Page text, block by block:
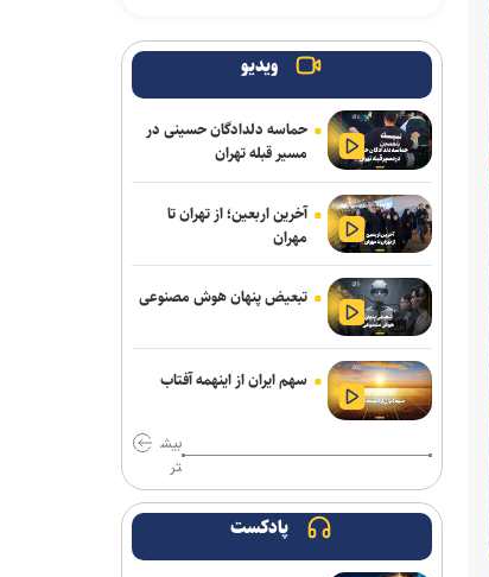
ویدیو
حماسه دلدادگان حسینی در
مسیر قبله تهران
آخرین اربعین؛ از تهران تا
مهران
تبعیض پنهان هوش مصنوعی
سهم ایران از اینهمه آفتاب
بیش
تر
پادکست